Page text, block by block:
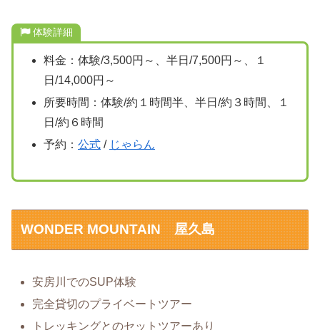
体験詳細
料金：体験/3,500円～、半日/7,500円～、１
日/14,000円～
所要時間：体験/約１時間半、半日/約３時間、１
日/約６時間
予約： 公式/ じゃらん
WONDER MOUNTAIN 屋久島
安房川でのSUP体験
完全貸切のプライベートツアー
トレッキングとのセットツアーあり